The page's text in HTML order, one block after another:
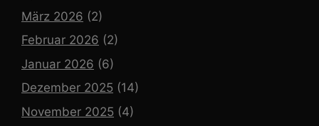
März 2026 (2)
Februar 2026 (2)
Januar 2026 (6)
Dezember 2025 (14)
November 2025 (4)